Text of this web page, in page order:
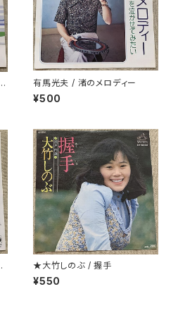
有馬光夫 / 渚のメロディー
¥500
★大竹しのぶ / 握手
¥550